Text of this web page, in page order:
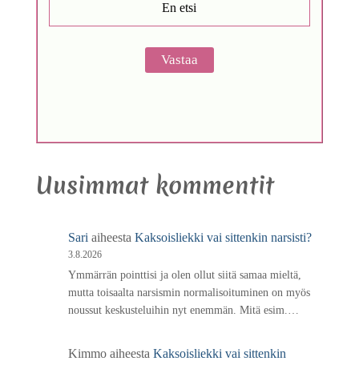
En etsi
Uusimmat kommentit
Sari aiheesta Kaksoisliekki vai sittenkin narsisti?
3.8.2026
Ymmärrän pointtisi ja olen ollut siitä samaa mieltä,
mutta toisaalta narsismin normalisoituminen on myös
noussut keskusteluihin nyt enemmän. Mitä esim.…
Kimmo aiheesta Kaksoisliekki vai sittenkin